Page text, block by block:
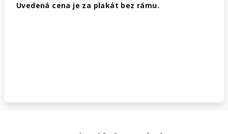
Uvedená cena je za plakát bez rámu.